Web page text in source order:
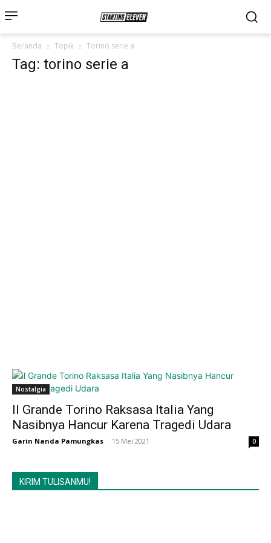
Beranda Topik Torino serie a
Tag: torino serie a
Nostalgia
Il Grande Torino Raksasa Italia Yang
Nasibnya Hancur Karena Tragedi Udara
Garin Nanda Pamungkas - 15 Mei 2021 0
KIRIM TULISANMU!